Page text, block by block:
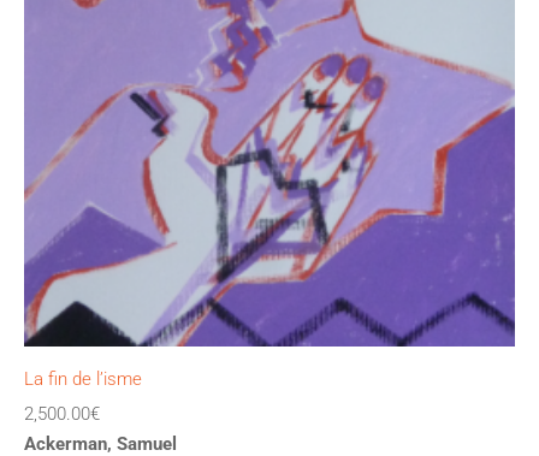
La fin de l’isme
2,500.00€
Ackerman, Samuel